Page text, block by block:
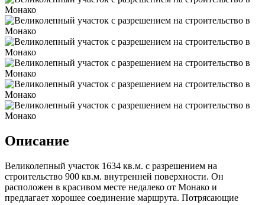
Описание
Великолепный участок 1634 кв.м. с разрешением на
строительство 900 кв.м. внутренней поверхности. Он
расположен в красивом месте недалеко от Монако и
предлагает хорошее соединение маршрута. Потрясающие